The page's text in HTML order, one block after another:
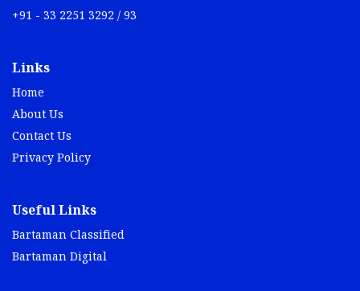
+91 - 33 2251 3292 / 93
Links
Home
About Us
Contact Us
Privacy Policy
Useful Links
Bartaman Classified
Bartaman Digital